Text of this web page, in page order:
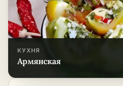
КУХНЯ
армянская